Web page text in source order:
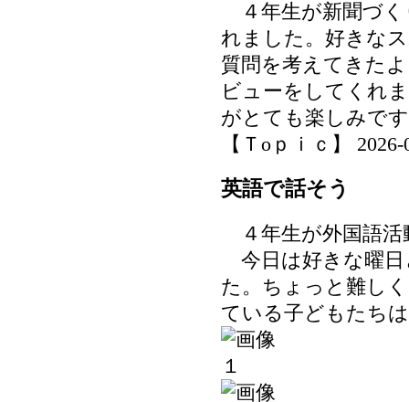
４年生が新聞づく
れました。好きな
質問を考えてきた
ビューをしてくれ
がとても楽しみで
【Ｔoｐｉｃ】
英語で話そう
４年生が外国語活
今日は好きな曜日
た。ちょっと難し
ている子どもたち